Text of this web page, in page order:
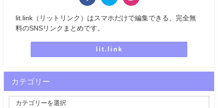
lit.link（リットリンク）はスマホだけで編集できる、完全無
料のSNSリンクまとめです。
lit.link
カテゴリー